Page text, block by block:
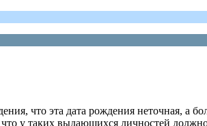
что эта дата рождения неточная, а
у таких выдающихся личностей